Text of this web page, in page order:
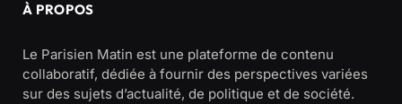
À PROPOS
Le Parisien Matin est une plateforme de contenu
collaboratif, dédiée à fournir des perspectives variées
sur des sujets d’actualité, de politique et de société.